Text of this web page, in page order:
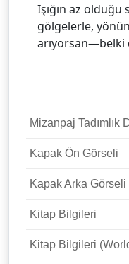
Işığın az
gölgelerle,
arıyorsan—belki
Mizanpaj Tadımlık
Kapak Ön Görseli
Kapak Arka Görseli
Kitap Bilgileri
Kitap Bilgileri